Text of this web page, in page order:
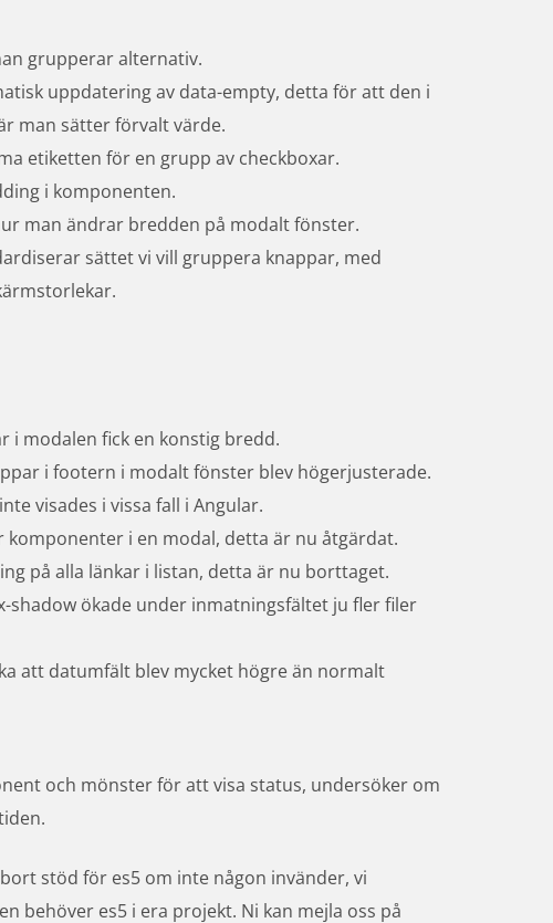
grupperar alternativ.
uppdatering av data-empty, detta för att den i
man sätter förvalt värde.
etiketten för en grupp av checkboxar.
i komponenten.
man ändrar bredden på modalt fönster.
sättet vi vill gruppera knappar, med
i modalen fick en konstig bredd.
i footern i modalt fönster blev högerjusterade.
visades i vissa fall i Angular.
i en modal, detta är nu åtgärdat.
på alla länkar i listan, detta är nu borttaget.
shadow ökade under inmatningsfältet ju fler filer
att datumfält blev mycket högre än normalt
och mönster för att visa status, undersöker om
stöd för es5 om inte någon invänder, vi